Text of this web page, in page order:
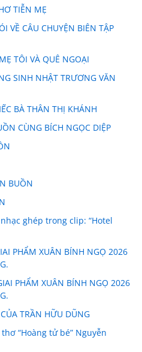
TIỄN MẸ
VỀ CÂU CHUYỆN BIÊN TẬP
MẸ TÔI VÀ QUÊ NGOẠI
SINH NHẬT TRƯƠNG VĂN
BÀ THÂN THỊ KHÁNH
CÙNG BÍCH NGỌC DIỆP
BUỒN
ghép trong clip: “Hotel
PHẨM XUÂN BÍNH NGỌ 2026
PHẨM XUÂN BÍNH NGỌ 2026
TRẦN HỮU DŨNG
“Hoàng tử bé” Nguyễn